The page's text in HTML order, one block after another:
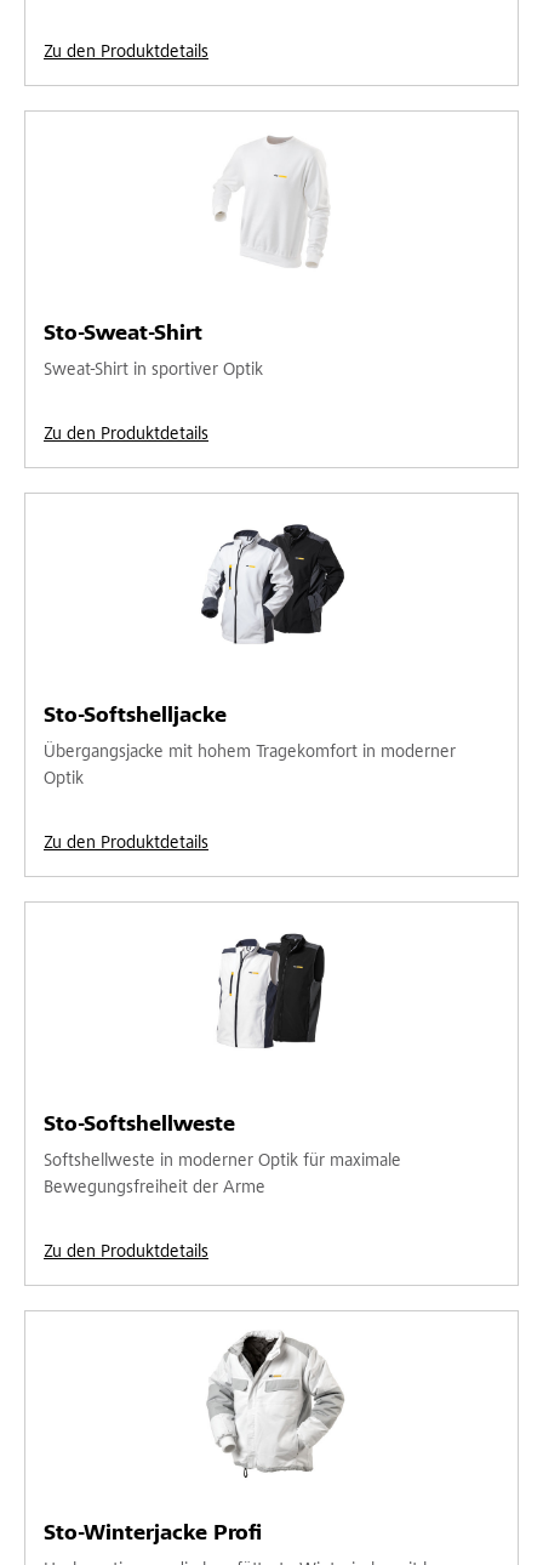
Zu den Produktdetails
Sto-Sweat-Shirt
Sweat-Shirt in sportiver Optik
Zu den Produktdetails
Sto-Softshelljacke
Übergangsjacke mit hohem Tragekomfort in moderner
Optik
Zu den Produktdetails
Sto-Softshellweste
Softshellweste in moderner Optik für maximale
Bewegungsfreiheit der Arme
Zu den Produktdetails
Sto-Winterjacke Profi